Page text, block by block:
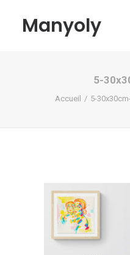
Manyoly
Contact
Mon compte
5-
Accueil 5-